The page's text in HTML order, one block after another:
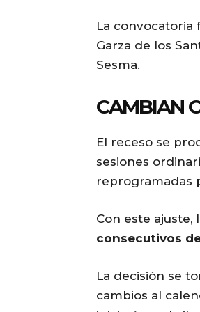
La convocatoria
Garza de los
Sesma.
CAMBIAN
El receso se
sesiones
reprogramadas
Con este ajuste,
consecutivos
La decisión se
cambios al